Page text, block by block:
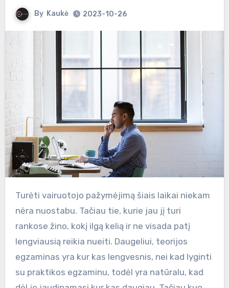
By Kaukė 2023-10-26
Turėti vairuotojo pažymėjimą šiais laikai niekam
nėra nuostabu. Tačiau tie, kurie jau jį turi
rankose žino, kokį ilgą kelią ir ne visada patį
lengviausią reikia nueiti. Daugeliui, teorijos
egzaminas yra kur kas lengvesnis, nei kad lyginti
su praktikos egzaminu, todėl yra natūralu, kad